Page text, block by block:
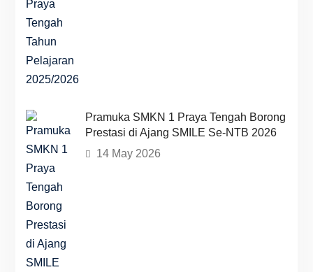
Pramuka SMKN 1 Praya Tengah Borong
Prestasi di Ajang SMILE Se-NTB 2026
14 May 2026